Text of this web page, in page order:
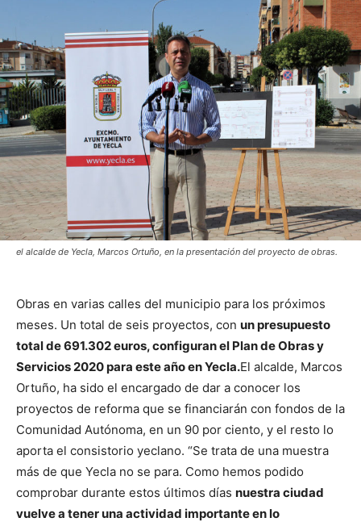
el alcalde de Yecla, Marcos Ortuño, en la presentación del proyecto de obras.
Obras en varias calles del municipio para los próximos
meses. Un total de seis proyectos, con un presupuesto
total de 691.302 euros, configuran el Plan de Obras y
Servicios 2020 para este año en Yecla.El alcalde, Marcos
Ortuño, ha sido el encargado de dar a conocer los
proyectos de reforma que se financiarán con fondos de la
Comunidad Autónoma, en un 90 por ciento, y el resto lo
aporta el consistorio yeclano. “Se trata de una muestra
más de que Yecla no se para. Como hemos podido
comprobar durante estos últimos días nuestra ciudad
vuelve a tener una actividad importante en lo